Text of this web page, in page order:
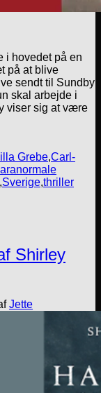
i hovedet på en
på at blive
sendt til Sundby
skal arbejde i
viser sig at være
Grebe,Carl-
,Sverige,thriller
Shirley
Jette